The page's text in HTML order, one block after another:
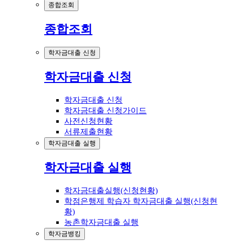
종합조회
종합조회
학자금대출 신청
학자금대출 신청
학자금대출 신청
학자금대출 신청가이드
사전신청현황
서류제출현황
학자금대출 실행
학자금대출 실행
학자금대출실행(신청현황)
학점은행제 학습자 학자금대출 실행(신청현
황)
농촌학자금대출 실행
학자금뱅킹